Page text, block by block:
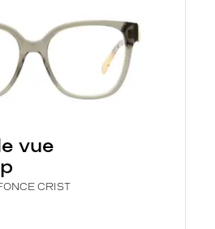
vue
CRIST